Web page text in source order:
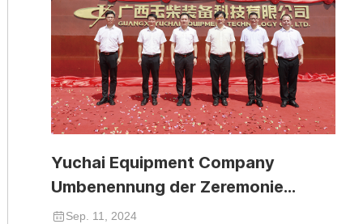
Yuchai Equipment Company
Umbenennung der Zeremonie
erfolgreich abgehalten
Sep. 11, 2024